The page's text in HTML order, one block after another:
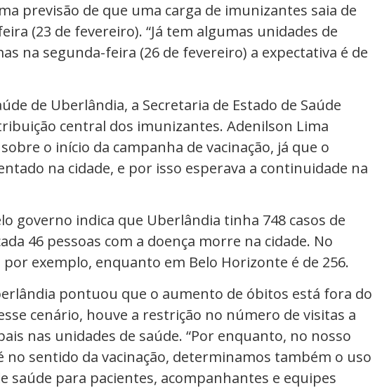
previsão de que uma carga de imunizantes saia de
(23 de fevereiro). “Já tem algumas unidades de
na segunda-feira (26 de fevereiro) a expectativa é de
de Uberlândia, a Secretaria de Estado de Saúde
central dos imunizantes. Adenilson Lima
o início da campanha de vacinação, já que o
na cidade, e por isso esperava a continuidade na
governo indica que Uberlândia tinha 748 casos de
46 pessoas com a doença morre na cidade. No
por exemplo, enquanto em Belo Horizonte é de 256.
pontuou que o aumento de óbitos está fora do
cenário, houve a restrição no número de visitas a
nas unidades de saúde. “Por enquanto, no nosso
sentido da vacinação, determinamos também o uso
saúde para pacientes, acompanhantes e equipes